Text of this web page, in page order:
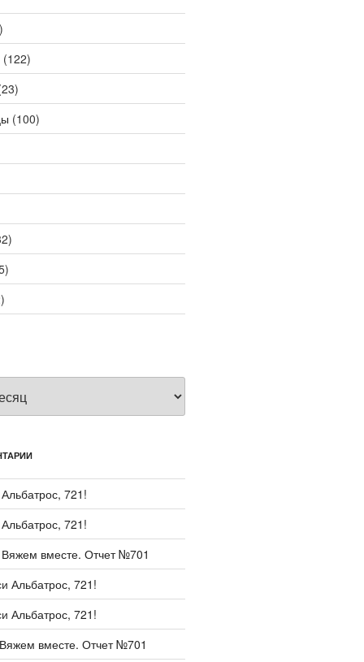
(122)
(100)
Альбатрос, 721!
Альбатрос, 721!
Вяжем вместе. Отчет №701
Альбатрос, 721!
Альбатрос, 721!
вместе. Отчет №701